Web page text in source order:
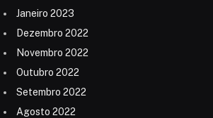
Janeiro 2023
Dezembro 2022
Novembro 2022
Outubro 2022
Setembro 2022
Agosto 2022